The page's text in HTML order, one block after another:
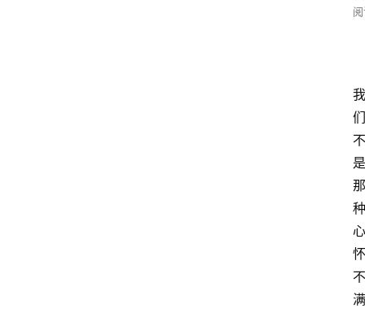
我
们
不
是
那
种
心
怀
不
满